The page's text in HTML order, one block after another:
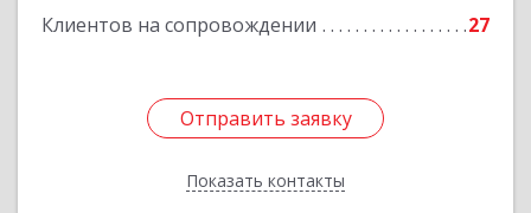
Клиентов на сопровождении 27
Отправить заявку
Показать контакты
Отправить заявку
Назад